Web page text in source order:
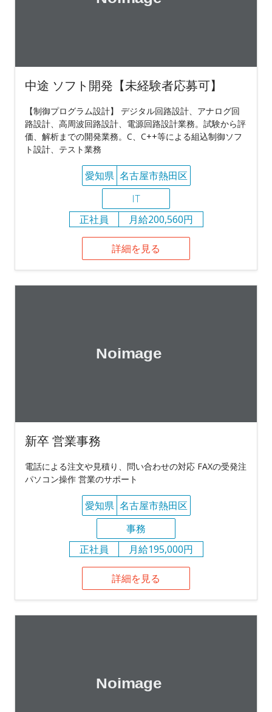
中途 ソフト開発【未経験者応募可】
【制御プログラム設計】 デジタル回路設計、アナログ回
路設計、高周波回路設計、電源回路設計業務。試験から評
価、解析までの開発業務。C、C++等による組込制御ソフ
ト設計、テスト業務
愛知県 名古屋市熱田区
IT
正社員
月給200,560円
詳細を見る
新卒 営業事務
電話による注文や見積り、問い合わせの対応 FAXの受発注
パソコン操作 営業のサポート
愛知県 名古屋市熱田区
事務
正社員
月給195,000円
詳細を見る